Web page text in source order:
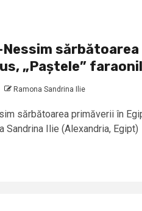
Nessim
„Paștele”
Ramona Sandrina Ilie
sărbătoarea primăverii în
Sandrina Ilie (Alexandria,